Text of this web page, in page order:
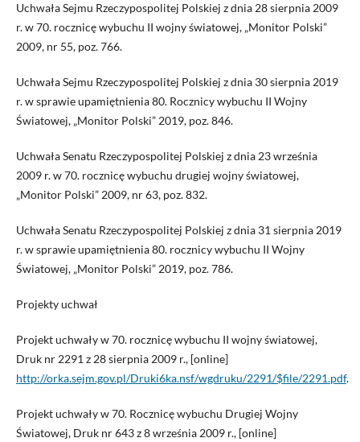
Uchwała Sejmu Rzeczypospolitej Polskiej z dnia 28 sierpnia 2009
r. w 70. rocznicę wybuchu II wojny światowej, „Monitor Polski”
2009, nr 55, poz. 766.
Uchwała Sejmu Rzeczypospolitej Polskiej z dnia 30 sierpnia 2019
r. w sprawie upamiętnienia 80. Rocznicy wybuchu II Wojny
Światowej, „Monitor Polski” 2019, poz. 846.
Uchwała Senatu Rzeczypospolitej Polskiej z dnia 23 września
2009 r. w 70. rocznicę wybuchu drugiej wojny światowej,
„Monitor Polski” 2009, nr 63, poz. 832.
Uchwała Senatu Rzeczypospolitej Polskiej z dnia 31 sierpnia 2019
r. w sprawie upamiętnienia 80. rocznicy wybuchu II Wojny
Światowej, „Monitor Polski” 2019, poz. 786.
Projekty uchwał
Projekt uchwały w 70. rocznicę wybuchu II wojny światowej,
Druk nr 2291 z 28 sierpnia 2009 r., [online]
http://orka.sejm.gov.pl/Druki6ka.nsf/wgdruku/2291/$file/2291.pdf.
Projekt uchwały w 70. Rocznicę wybuchu Drugiej Wojny
Światowej, Druk nr 643 z 8 września 2009 r., [online]